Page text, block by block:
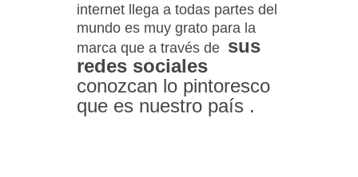
internet llega a todas partes del
mundo es muy grato para la
marca que a través de sus
redes sociales
conozcan lo pintoresco
que es nuestro país .